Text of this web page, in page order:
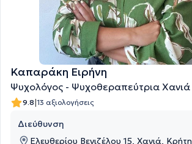
Καπαράκη Ειρήνη
Ψυχολόγος - Ψυχοθεραπεύτρια Χανιά
9.8|13 αξιολογήσεις
Διεύθυνση
Ελευθερίου Βενιζέλου 15, Χανιά, Κρήτη